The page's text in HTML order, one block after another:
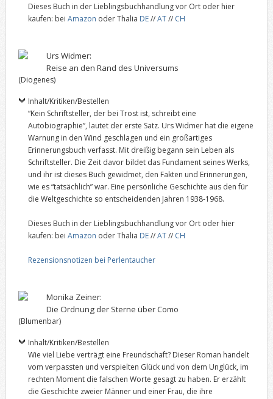
Dieses Buch in der Lieblingsbuchhandlung vor Ort oder hier
kaufen: bei Amazon oder Thalia DE//AT// CH
Urs Widmer:
Reise an den Rand des Universums
(Diogenes)
Inhalt/Kritiken/Bestellen
“Kein Schriftsteller, der bei Trost ist, schreibt eine
Autobiographie”, lautet der erste Satz. Urs Widmer hat die eigene
Warnung in den Wind geschlagen und ein großartiges
Erinnerungsbuch verfasst. Mit dreißig begann sein Leben als
Schriftsteller. Die Zeit davor bildet das Fundament seines Werks,
und ihr ist dieses Buch gewidmet, den Fakten und Erinnerungen,
wie es “tatsächlich” war. Eine persönliche Geschichte aus den für
die Weltgeschichte so entscheidenden Jahren 1938-1968.
Dieses Buch in der Lieblingsbuchhandlung vor Ort oder hier
kaufen: bei Amazon oder Thalia DE//AT// CH
Rezensionsnotizen bei Perlentaucher
Monika Zeiner:
Die Ordnung der Sterne über Como
(Blumenbar)
Inhalt/Kritiken/Bestellen
Wie viel Liebe verträgt eine Freundschaft? Dieser Roman handelt
vom verpassten und verspielten Glück und von dem Unglück, im
rechten Moment die falschen Worte gesagt zu haben. Er erzählt
die Geschichte zweier Männer und einer Frau, die ihre